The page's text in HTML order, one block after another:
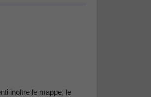
inoltre le mappe, le